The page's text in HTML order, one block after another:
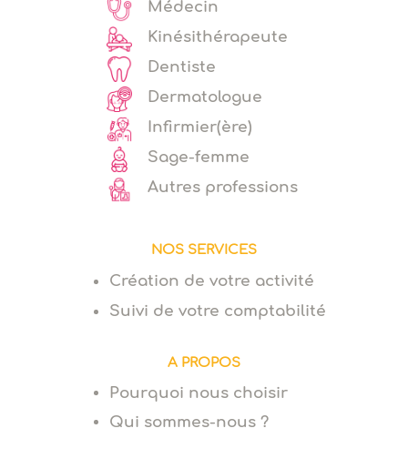
Médecin
Kinésithérapeute
Dentiste
Dermatologue
Infirmier(ère)
Sage-femme
Autres professions
NOS SERVICES
Création de votre activité
Suivi de votre comptabilité
A PROPOS
Pourquoi nous choisir
Qui sommes-nous ?